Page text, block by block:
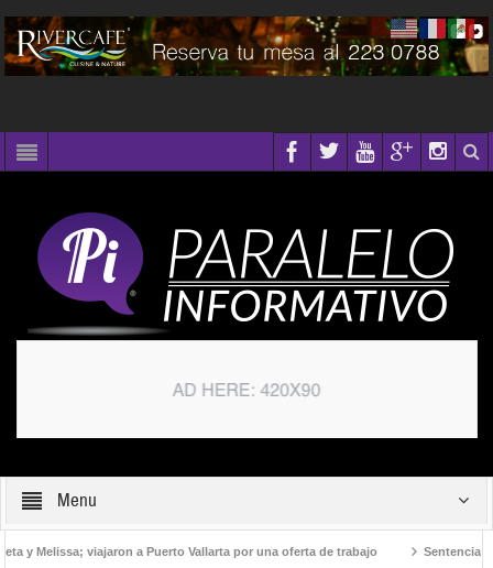
Menu
y Melissa; viajaron a Puerto Vallarta por una oferta de trabajo Sentencian a